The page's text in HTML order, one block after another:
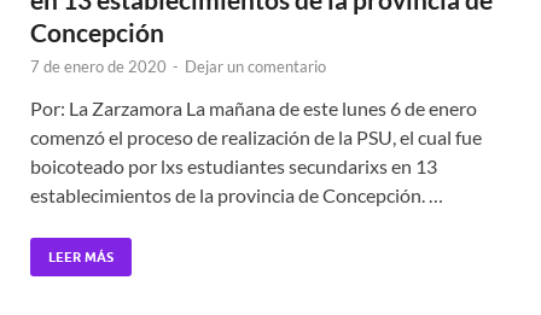
Concepción
7 de enero de 2020 - Dejar un comentario
Por: La Zarzamora La mañana de este lunes 6 de enero
comenzó el proceso de realización de la PSU, el cual fue
boicoteado por lxs estudiantes secundarixs en 13
establecimientos de la provincia de Concepción. …
LEER MÁS